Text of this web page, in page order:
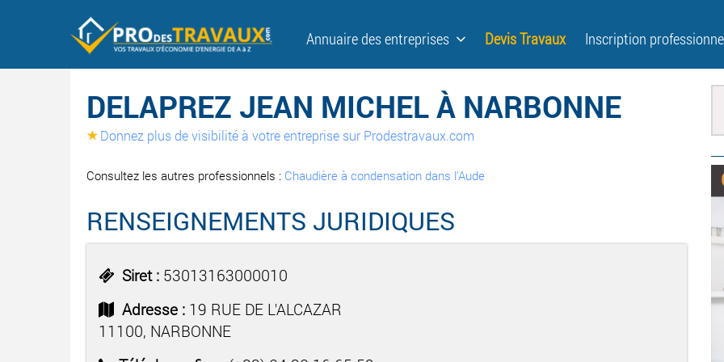
Annuaire des entreprises Devis Travaux Inscription
DELAPREZ JEAN MICHEL À NARBONNE
Donnez plus de visibilité à votre entreprise sur Prodestravaux.com
Consultez les autres professionnels : Chaudière à condensation dans l'Aude
RENSEIGNEMENTS JURIDIQUES
Siret : 53013163000010
Adresse : 19 RUE DE L'ALCAZAR
11100, NARBONNE